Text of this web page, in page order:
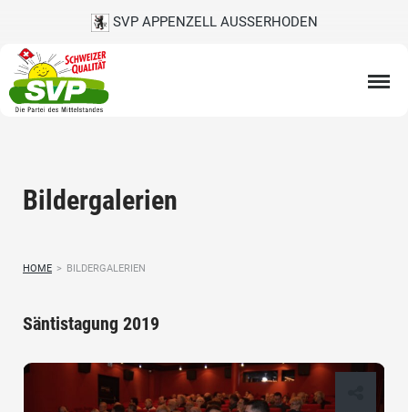
SVP APPENZELL AUSSERHODEN
Bildergalerien
HOME > BILDERGALERIEN
Säntistagung 2019